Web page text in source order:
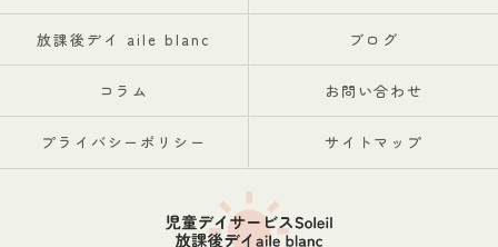
放課後デイ aile blanc ブログ
コラム お問い合わせ
プライバシーポリシー サイトマップ